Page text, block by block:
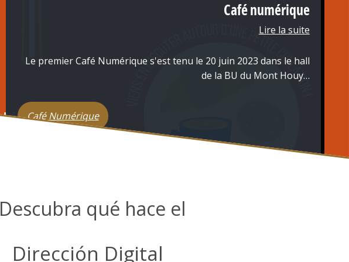
Café numérique
Lire la suite
Le premier Café Numérique s'est tenu le 20 juin 2023 dans le hall
de la BU du Mont Houy…
Café Numérique
Descubra qué hace el
Dirección Digital